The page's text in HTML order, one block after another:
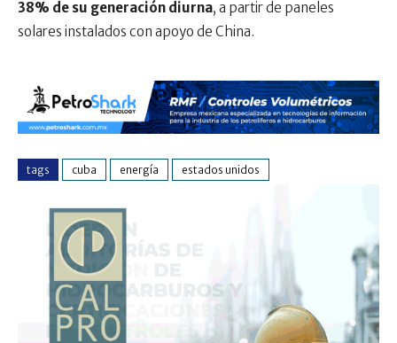
38% de su generación diurna, a partir de paneles
solares instalados con apoyo de China.
tags cuba energía estados unidos